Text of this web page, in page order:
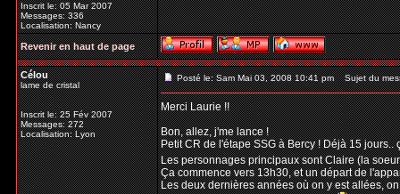
Inscrit le: 05 Mar 2007
Messages: 336
Localisation: Nancy
Revenir en haut de page
Célou
lame de cristal
Inscrit le: 25 Fév 2007
Messages: 272
Localisation: Lyon
Posté le: Sam Mai 03, 2008 10:41 pm Sujet du
Merci Laurie !!
Bon, allez, j'me lance !
Petit CR de l'étape SSG à Bercy ! Déjà 15 jours..
Les personnages principaux sont Claire (la
Ça commence vers 13h30, et un départ de
Les deux dernières années où on y est allées,